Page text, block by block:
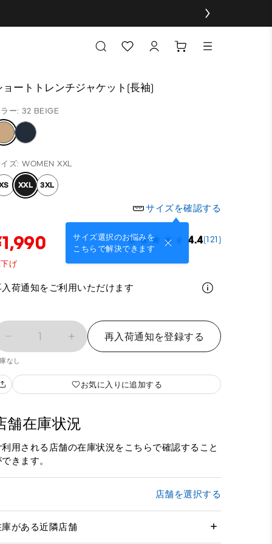
ョートトレンチジャケット(長袖)
ー: 32 BEIGE
ズ: WOMEN XXL
XXL 3XL
サイズを確認する
サイズ選択のお悩みを
こちらで解決できます
4.4(121)
げ
入荷通知をご利用いただけます
1 再入荷通知を登録する
なし
お気に入りに追加する
舗在庫状況
利用される店舗の在庫状況をこちらで確認すること
きます。
店舗を選択する
庫がある近隣店舗